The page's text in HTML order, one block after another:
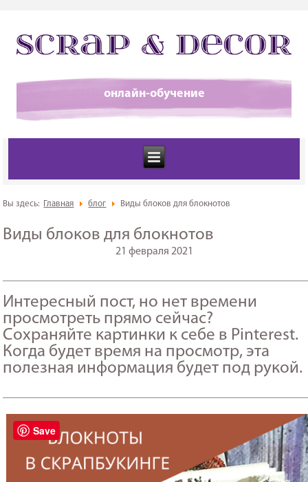
онлайн-обучение
Вы здесь: Главная блог Виды блоков для блокнотов
Виды блоков для блокнотов
21 февраля 2021
Интересный пост, но нет времени
просмотреть прямо сейчас?
Сохраняйте картинки к себе в Pinterest.
Когда будет время на просмотр, эта
полезная информация будет под рукой.
Save